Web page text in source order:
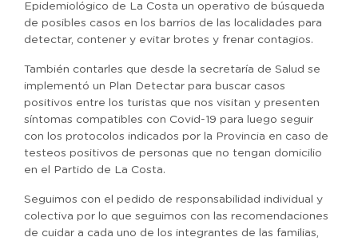
Epidemiológico de La Costa un operativo de búsqueda
de posibles casos en los barrios de las localidades para
detectar, contener y evitar brotes y frenar contagios.
También contarles que desde la secretaría de Salud se
implementó un Plan Detectar para buscar casos
positivos entre los turistas que nos visitan y presenten
síntomas compatibles con Covid-19 para luego seguir
con los protocolos indicados por la Provincia en caso de
testeos positivos de personas que no tengan domicilio
en el Partido de La Costa.
Seguimos con el pedido de responsabilidad individual y
colectiva por lo que seguimos con las recomendaciones
de cuidar a cada uno de los integrantes de las familias,